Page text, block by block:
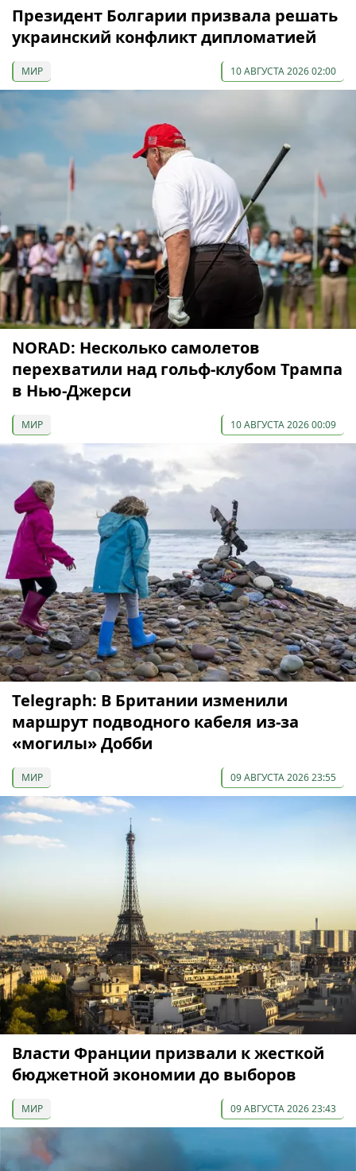
Президент Болгарии призвала решать
украинский конфликт дипломатией
МИР 10 АВГУСТА 2026 02:00
NORAD: Несколько самолетов
перехватили над гольф-клубом Трампа
в Нью-Джерси
МИР 10 АВГУСТА 2026 00:09
Telegraph: В Британии изменили
маршрут подводного кабеля из-за
«могилы» Добби
МИР 09 АВГУСТА 2026 23:55
Власти Франции призвали к жесткой
бюджетной экономии до выборов
МИР 09 АВГУСТА 2026 23:43